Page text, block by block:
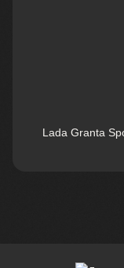
Lada Granta